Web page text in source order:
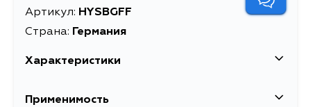
Артикул: HYSBGFF
Страна: Германия
Характеристики
EAN-13
Применимость